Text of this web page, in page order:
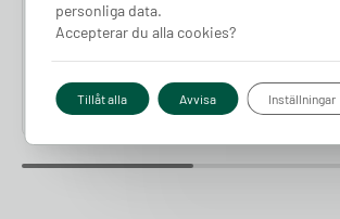
Tesla Laddkabel 5-10m
(11kW)
Finns i lager
Pris från
4 090kr
Finns i
Pris från
4 490
personliga data.
Accepterar du alla cookies?
Tillåt alla Avvisa Inställningar